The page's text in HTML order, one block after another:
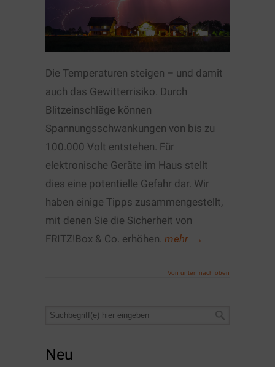
Die Temperaturen steigen – und damit
auch das Gewitterrisiko. Durch
Blitzeinschläge können
Spannungsschwankungen von bis zu
100.000 Volt entstehen. Für
elektronische Geräte im Haus stellt
dies eine potentielle Gefahr dar. Wir
haben einige Tipps zusammengestellt,
mit denen Sie die Sicherheit von
FRITZ!Box & Co. erhöhen. mehr →
Von unten nach oben
Neu